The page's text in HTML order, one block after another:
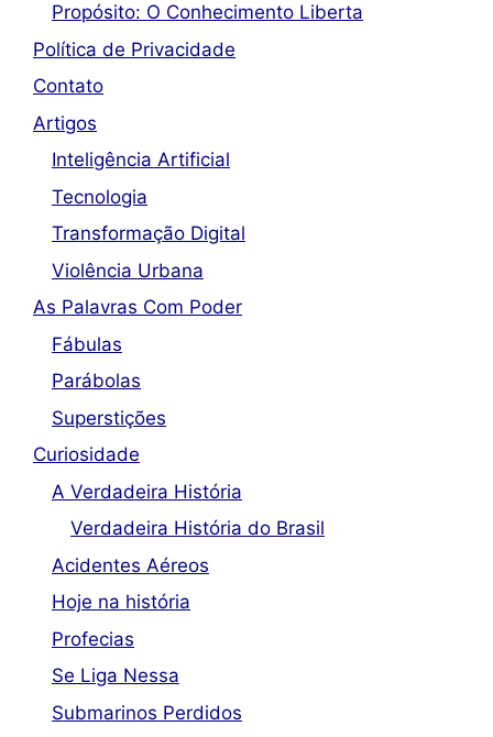
Propósito: O Conhecimento Liberta
Política de Privacidade
Contato
Artigos
Inteligência Artificial
Tecnologia
Transformação Digital
Violência Urbana
As Palavras Com Poder
Fábulas
Parábolas
Superstições
Curiosidade
A Verdadeira História
Verdadeira História do Brasil
Acidentes Aéreos
Hoje na história
Profecias
Se Liga Nessa
Submarinos Perdidos